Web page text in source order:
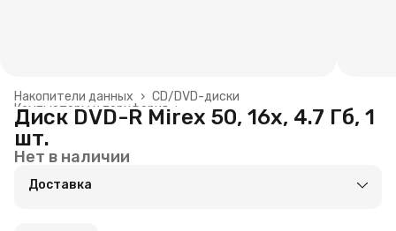
CD/DVD-диски
Накопители данных ›
Компьютеры и периферия ›
Бытовая техника и электроника ›
Главная ›
Диск DVD-R Mirex 50, 16х, 4.7 Гб, 1
шт.
Нет в наличии
Доставка